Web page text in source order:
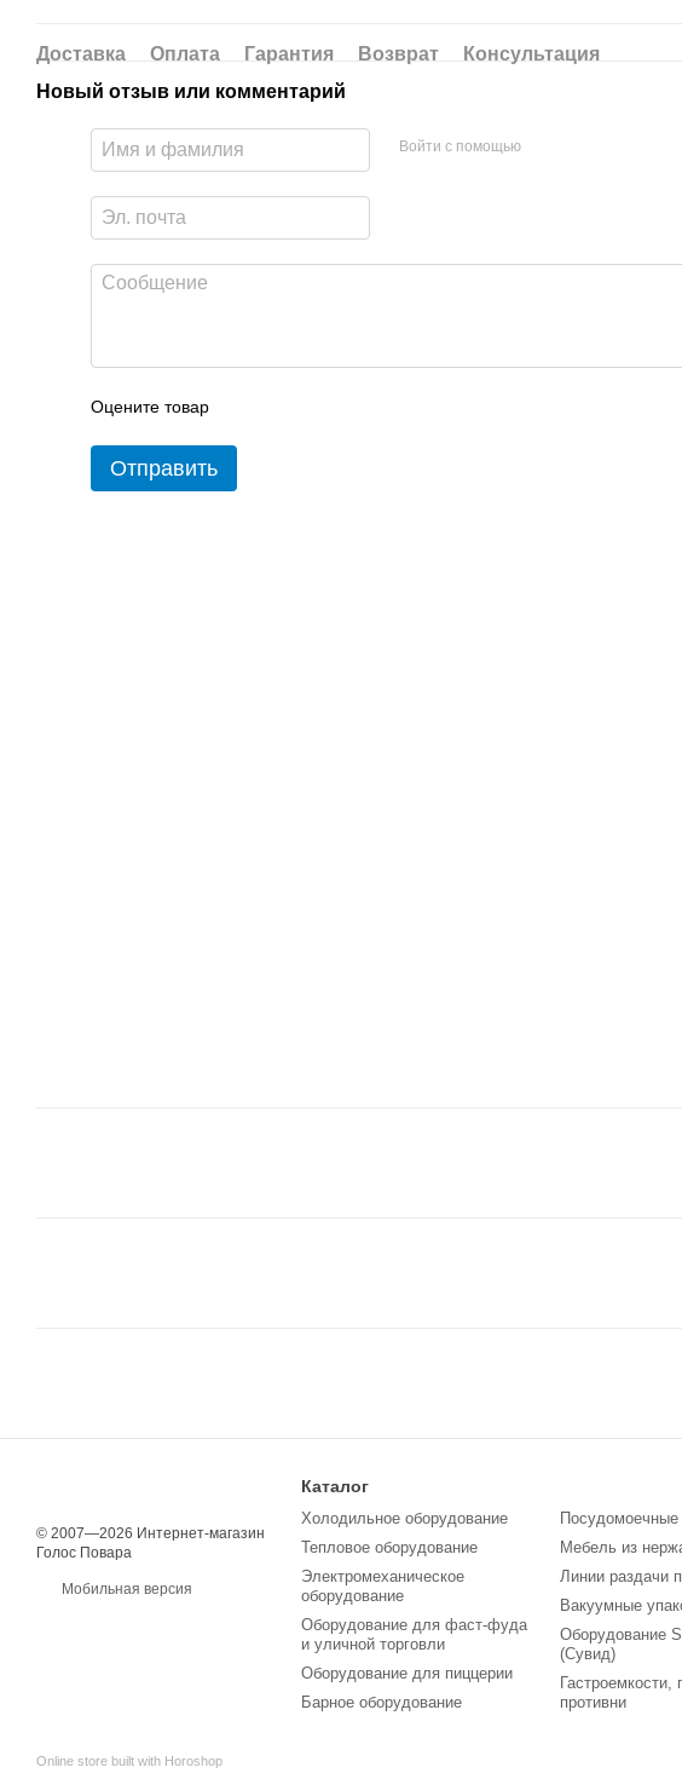
Доставка Оплата Гарантия Возврат
Консультация
Новый отзыв или комментарий
Войти с помощью
Оцените товар
Отправить
© 2007—2026 Интернет-магазин
Голос Повара
Мобильная версия
Online store built with Horoshop
Каталог
Холодильное оборудование
Тепловое оборудование
Электромеханическое
оборудование
Оборудование для фаст-фуда
и уличной торговли
Оборудование для пиццерии
Барное оборудование
Мебель из
Линии раздачи
Вакуумные
Оборудование
(Сувид)
Гастроемкости,
противни